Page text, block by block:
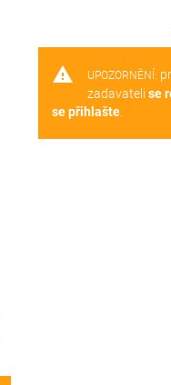
warning UPOZORNĚNÍ:
zadavateli se
se přihlašte.